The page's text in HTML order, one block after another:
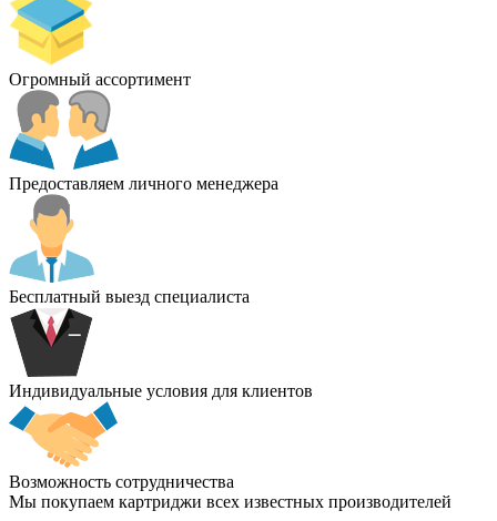
Огромный ассортимент
Предоставляем личного менеджера
Бесплатный выезд специалиста
Индивидуальные условия для клиентов
Возможность сотрудничества
Мы покупаем картриджи всех известных производителей